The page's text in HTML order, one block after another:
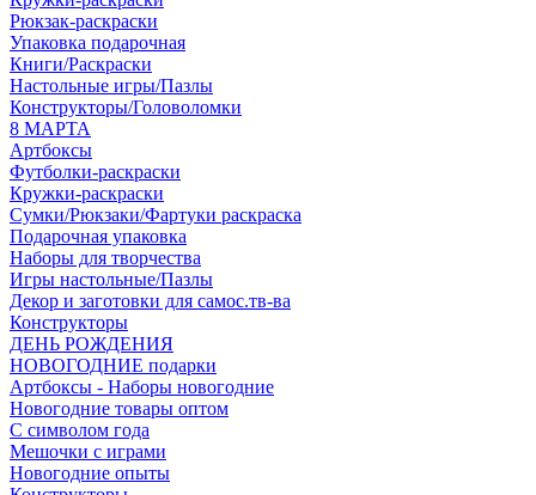
Рюкзак-раскраски
Упаковка подарочная
Книги/Раскраски
Настольные игры/Пазлы
Конструкторы/Головоломки
8 МАРТА
Артбоксы
Футболки-раскраски
Кружки-раскраски
Сумки/Рюкзаки/Фартуки раскраска
Подарочная упаковка
Наборы для творчества
Игры настольные/Пазлы
Декор и заготовки для самос.тв-ва
Конструкторы
ДЕНЬ РОЖДЕНИЯ
НОВОГОДНИЕ подарки
Артбоксы - Наборы новогодние
Новогодние товары оптом
С символом года
Мешочки с играми
Новогодние опыты